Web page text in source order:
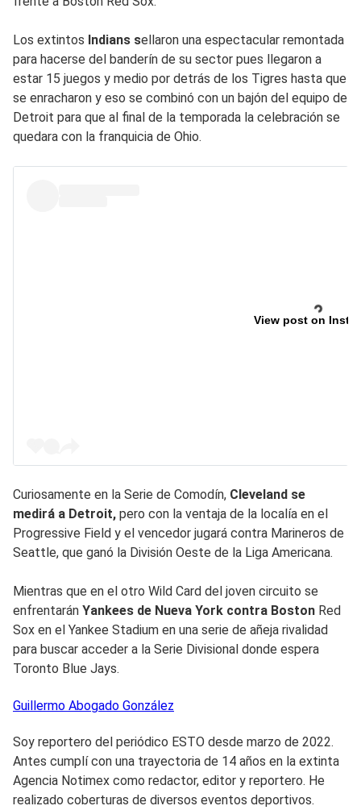
Los extintos Indians sellaron una espectacular remontada
para hacerse del banderín de su sector pues llegaron a
estar 15 juegos y medio por detrás de los Tigres hasta que
se enracharon y eso se combinó con un bajón del equipo de
Detroit para que al final de la temporada la celebración se
quedara con la franquicia de Ohio.
View post on
Curiosamente en la Serie de Comodín, Cleveland se
medirá a Detroit, pero con la ventaja de la localía en el
Progressive Field y el vencedor jugará contra Marineros de
Seattle, que ganó la División Oeste de la Liga Americana.
Mientras que en el otro Wild Card del joven circuito se
enfrentarán Yankees de Nueva York contra Boston Red
Sox en el Yankee Stadium en una serie de añeja rivalidad
para buscar acceder a la Serie Divisional donde espera
Toronto Blue Jays.
Guillermo Abogado González
Soy reportero del periódico ESTO desde marzo de 2022.
Antes cumplí con una trayectoria de 14 años en la extinta
Agencia Notimex como redactor, editor y reportero. He
realizado coberturas de diversos eventos deportivos.